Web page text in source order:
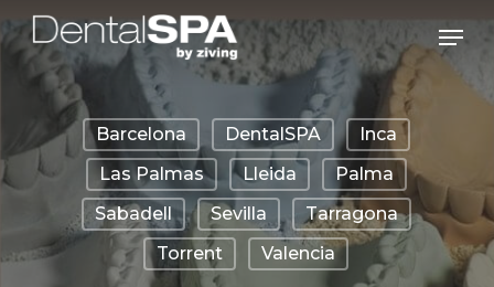
Skip
to
content
Menu
Barcelona DentalSPA
Inca
Las Palmas
Lleida
Palma
Sabadell
Sevilla
Tarragona
Torrent
Valencia